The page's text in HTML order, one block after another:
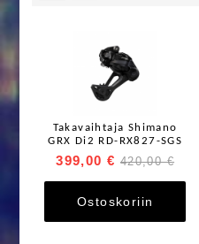
Takavaihtaja Shimano
GRX Di2 RD-RX827-SGS
399,00 € 420,00 €
Ostoskoriin